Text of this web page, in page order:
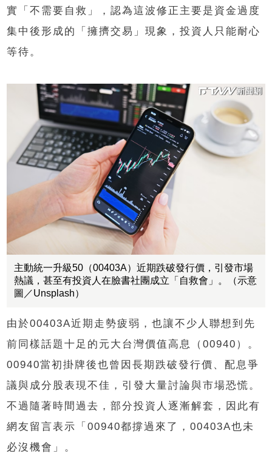
實「不需要自救」，認為這波修正主要是資金過度
集中後形成的「擁擠交易」現象，投資人只能耐心
等待。
主動統一升級50（00403A）近期跌破發行價，引發市場
熱議，甚至有投資人在臉書社團成立「自救會」。（示意
圖／Unsplash）
由於00403A近期走勢疲弱，也讓不少人聯想到先
前同樣話題十足的元大台灣價值高息（00940）。
00940當初掛牌後也曾因長期跌破發行價、配息爭
議與成分股表現不佳，引發大量討論與市場恐慌。
不過隨著時間過去，部分投資人逐漸解套，因此有
網友留言表示「00940都撐過來了，00403A也未
必沒機會」。